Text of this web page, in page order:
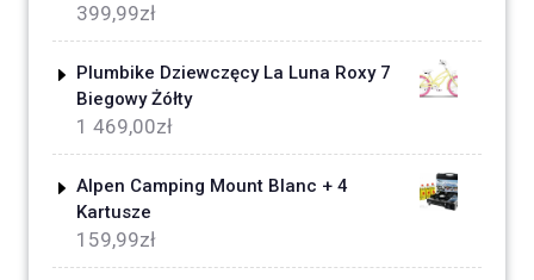
399,99zł
Plumbike Dziewczęcy La Luna Roxy 7
Biegowy Żółty
1 469,00zł
Alpen Camping Mount Blanc + 4
Kartusze
159,99zł